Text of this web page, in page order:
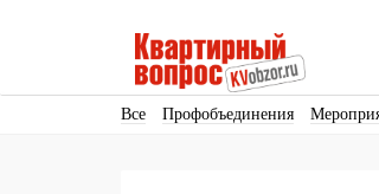
Все Профобъединения